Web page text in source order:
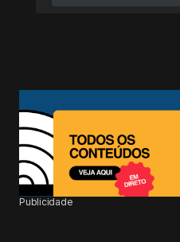
Ver no Instagram
Publicidade